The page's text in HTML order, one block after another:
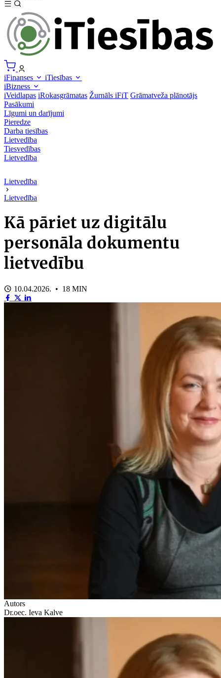
iFinanses
iTiesības
iBizness
iVeidlapas iRokasgrāmatas Žurnāls iFiT Grāmatveža plānotājs
Pasākumi
Līgumi un darījumi
Pieredze
Darba tiesības
Lietvedība
Tiesvedības
Lietvedība
Lietvedība
Lietvedība
Kā pāriet uz digitālu
personāla dokumentu
lietvedību
10.04.2026. • 18 MIN
Autors
Dr.oec. Ieva Kalve